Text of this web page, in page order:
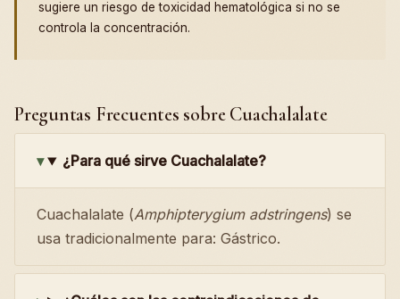
sugiere un riesgo de toxicidad hematológica si no se
controla la concentración.
Preguntas Frecuentes sobre Cuachalalate
¿Para qué sirve Cuachalalate?
Cuachalalate (Amphipterygium adstringens) se
usa tradicionalmente para: Gástrico.